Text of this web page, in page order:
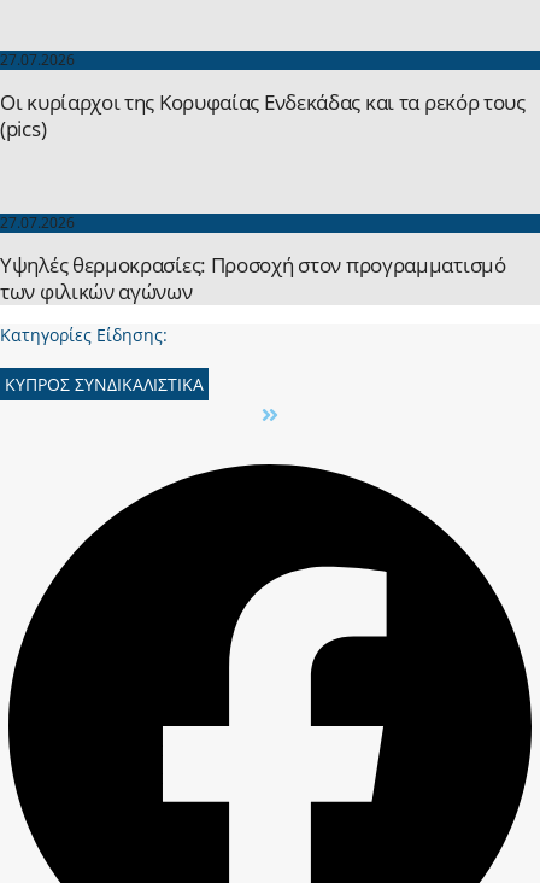
27.07.2026
Οι κυρίαρχοι της Κορυφαίας Ενδεκάδας και τα ρεκόρ τους
(pics)
27.07.2026
Yψηλές θερμοκρασίες: Προσοχή στον προγραμματισμό
των φιλικών αγώνων
Κατηγορίες Είδησης:
ΚΥΠΡΟΣ ΣΥΝΔΙΚΑΛΙΣΤΙΚΑ